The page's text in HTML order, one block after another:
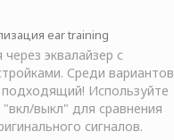
ear training
эквалайзер с
Среди вариантов
Используйте
"вкл/выкл" для сравнения
сигналов.